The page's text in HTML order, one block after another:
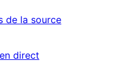
de la source
direct